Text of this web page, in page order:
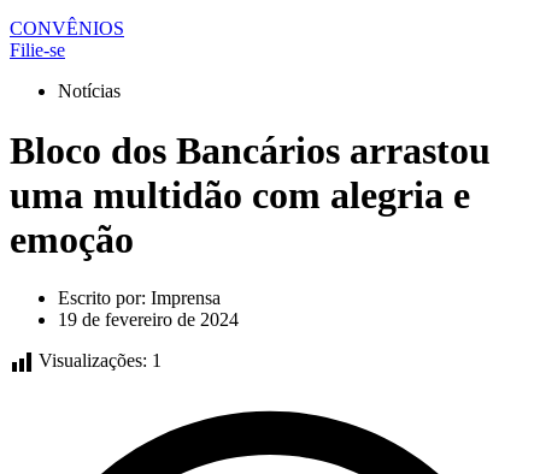
CONVÊNIOS
Filie-se
Notícias
Bloco dos Bancários arrastou
uma multidão com alegria e
emoção
Escrito por: Imprensa
19 de fevereiro de 2024
Visualizações: 1